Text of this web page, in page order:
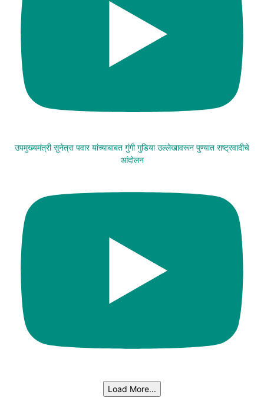
उपमुख्यमंत्री सुनेत्रा पवार यांच्याबाबत गुंगी गुडिया उल्लेखावरून पुण्यात राष्ट्रवादीचे
आंदोलन
Load More...